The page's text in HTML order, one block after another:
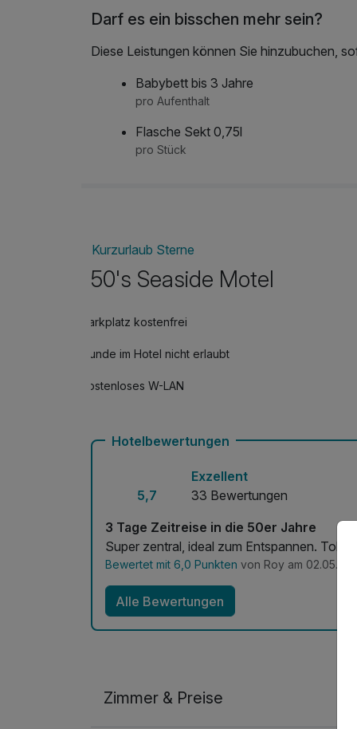
Darf es ein bisschen mehr sein?
Diese Leistungen können Sie hinzubuchen,
Babybett bis 3 Jahre
pro Aufenthalt
Flasche Sekt 0,75l
pro Stück
Kurzurlaub Sterne
50's Seaside Motel
Parkplatz kostenfrei
Hunde im Hotel nicht erlaubt
Kostenloses W-LAN
Hotelbewertungen
5,7
Exzellent
33 Bewertungen
3 Tage Zeitreise in die 50er Jahre
Super zentral, ideal zum Entspannen. Tolles
Bewertet mit 6,0 Punkten von Roy am
Alle Bewertungen
Zimmer & Preise